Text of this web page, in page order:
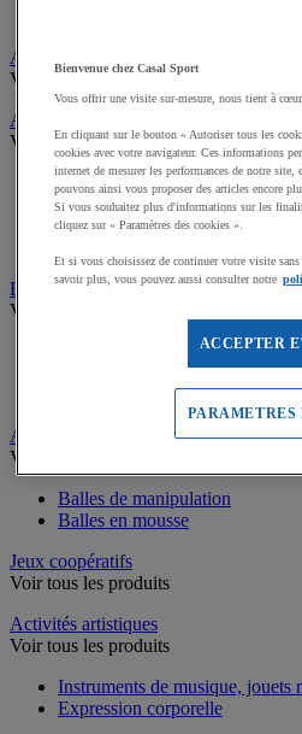
Apprentissage scolaire de la Sécurité
Voir tous les produits
Activités gymniques
Voir tous les produits
Tapis, Matelas scolaires
Modules, Parcours mousse
Modules motricité en bois
Equilibre, Coordination
Voir tous les produits
Parcours de motricité
Matériel d’équilibre et de
Activités collectives
Voir tous les produits
Balles de manipulation
Balles en mousse
Jeux coopératifs
Voir tous les produits
Activités artistiques
Voir tous les produits
Instruments de musique, jouets
Expression corporelle
Bienvenue chez Casal Sport
Vous offrir une visite sur-mesure, nous tient à
En cliquant sur le bouton « Autoriser tous les
cookies avec votre navigateur. Ces informations
internet de mesurer les performances de notre site,
pouvons ainsi vous proposer des articles encore
Si vous souhaitez plus d'informations sur les
cliquez sur « Paramètres des cookies ».
Et si vous choisissez de continuer votre visite
savoir plus, vous pouvez aussi consulter notre
ACCEPTER
PARAMETRES